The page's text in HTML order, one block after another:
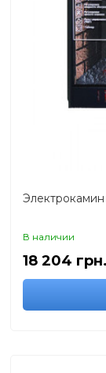
В наличии
18 204 грн.